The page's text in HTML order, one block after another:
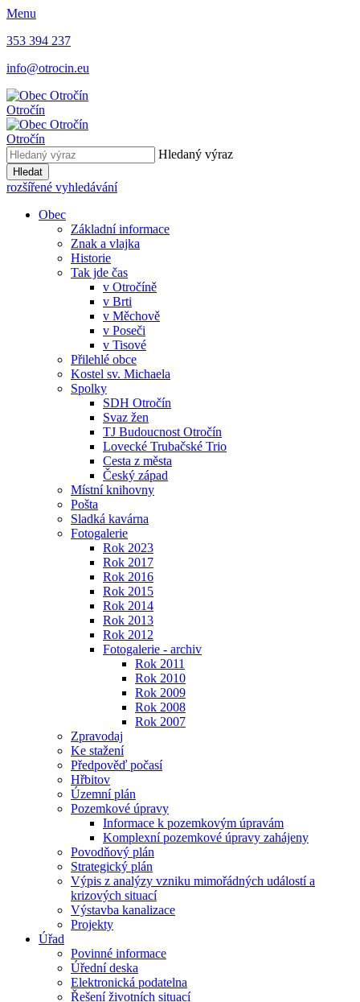
Menu
353 394 237
info@otrocin.eu
Otročín
Otročín
Hledaný výraz
Hledat
rozšířené vyhledávání
Obec
Základní informace
Znak a vlajka
Historie
Tak jde čas
v Otročíně
v Brti
v Měchově
v Poseči
v Tisové
Přilehlé obce
Kostel sv. Michaela
Spolky
SDH Otročín
Svaz žen
TJ Budoucnost Otročín
Lovecké Trubačské Trio
Cesta z města
Český západ
Místní knihovny
Pošta
Sladká kavárna
Fotogalerie
Rok 2023
Rok 2017
Rok 2016
Rok 2015
Rok 2014
Rok 2013
Rok 2012
Fotogalerie - archiv
Rok 2011
Rok 2010
Rok 2009
Rok 2008
Rok 2007
Zpravodaj
Ke stažení
Předpověď počasí
Hřbitov
Územní plán
Pozemkové úpravy
Informace k pozemkovým úpravám
Komplexní pozemkové úpravy zahájeny
Povodňový plán
Strategický plán
Výpis z analýzy vzniku mimořádných událostí a
krizových situací
Výstavba kanalizace
Projekty
Úřad
Povinné informace
Úřední deska
Elektronická podatelna
Řešení životních situací